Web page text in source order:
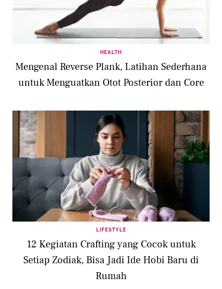
HEALTH
Mengenal Reverse Plank, Latihan Sederhana
untuk Menguatkan Otot Posterior dan Core
LIFESTYLE
12 Kegiatan Crafting yang Cocok untuk
Setiap Zodiak, Bisa Jadi Ide Hobi Baru di
Rumah